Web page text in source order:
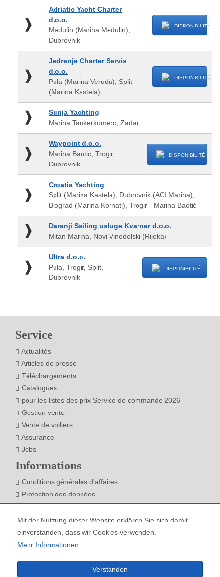
Agency
d.o.o.
-
Sukosan
(Marina
Dalmacija
Bibinje)
Adriatic
Yacht
Charter
d.o.o.
-
(Marina
Medulin),
Dubrovnik
Adriatic Yacht Charter
d.o.o.
Medulin (Marina Medulin),
Dubrovnik
DISPONIBILITÉ
Jedrenje
Charter
Servis
d.o.o.
-
(Marina
Veruda),
Split
(Marina
Kastela)
Jedrenje Charter Servis
d.o.o.
Pula (Marina Veruda), Split
(Marina Kastela)
DISPONIBILITÉ
Sunja
Yachting
Marina
Tankerkomerc,
Zadar
Sunja Yachting
Marina Tankerkomerc, Zadar
Waypoint
d.o.o.
-
Baotic,
Trogir,
Dubrovnik
Waypoint d.o.o.
Marina Baotic, Trogir,
Dubrovnik
DISPONIBILITÉ
Croatia
Yachting
-
Split
(Marina
Kastela),
Dubrovnik
(ACI
Marina),
Biograd
(Marina
Kornati),
Marina
Croatia Yachting
Split (Marina Kastela), Dubrovnik (ACI Marina),
Biograd (Marina Kornati), Trogir - Marina Baotić
Daranji
Sailing
Kvarner
d.o.o.
-
Mitan
Marina,
(Rijeka)
Daranji Sailing usluge Kvarner d.o.o.
Mitan Marina, Novi Vinodolski (Rijeka)
Ultra
d.o.o.
-
Ultra d.o.o.
Pula, Trogir, Split,
Dubrovnik
DISPONIBILITÉ
Service
Actualités
Articles de presse
Téléchargements
Catalogues
pour les listes des prix Service de commande 2026
Gestion vente
Vente de voiliers
Assurance
Jobs
Informations
Conditions générales d'affaires
Protection des données
Mentions légales
Contact
Tous droits réservés (c) Barone Yachting, Reproduction partielle ou intégrale interdite
sans autorisation.
Mit der Nutzung dieser Website erklären Sie sich damit
einverstanden, dass wir Cookies verwenden.
Mehr Informationen
Verstanden